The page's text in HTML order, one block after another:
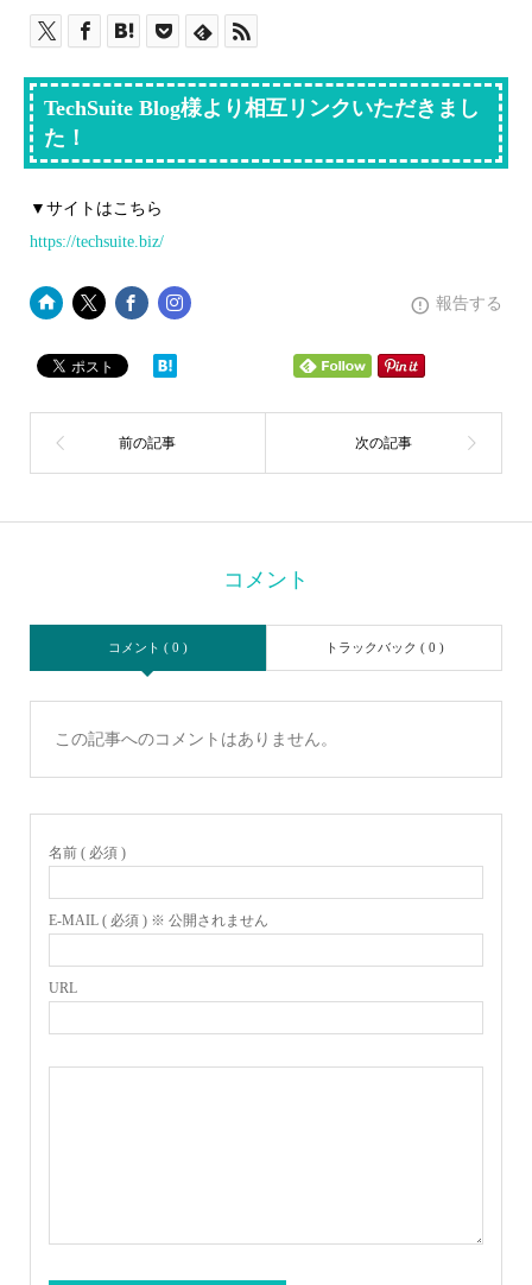
TechSuite Blog様より相互リンクいただきまし
た！
▼サイトはこちら
https://techsuite.biz/
報告する
コメント
コメント ( 0 ) トラックバック ( 0 )
この記事へのコメントはありません。
名前 ( 必須 )
E-MAIL ( 必須 ) ※ 公開されません
URL